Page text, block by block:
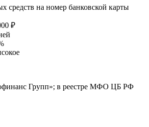
средств на номер банковской карты
₽
Групп»; в реестре МФО ЦБ РФ